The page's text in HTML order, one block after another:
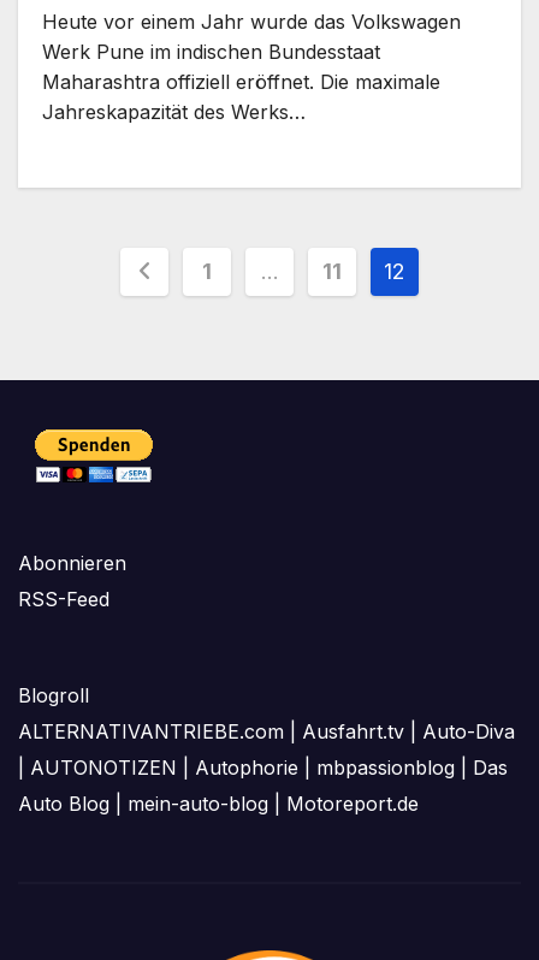
Heute vor einem Jahr wurde das Volkswagen
Werk Pune im indischen Bundesstaat
Maharashtra offiziell eröffnet. Die maximale
Jahreskapazität des Werks…
Seitennummerierung
Beiträge
1 … 11 12
Abonnieren
RSS-Feed
Blogroll
ALTERNATIVANTRIEBE.com
Ausfahrt.tv
Auto-Diva
AUTONOTIZEN Autophorie mbpassionblog
Das
Auto Blog
mein-auto-blog Motoreport.de